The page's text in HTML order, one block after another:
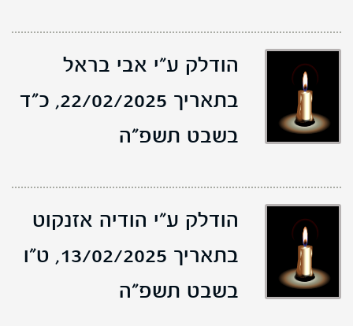
הודלק ע"י ‫אבי בראל‬‎
בתאריך 22/02/2025,
כ"ד
בשבט תשפ"ה
הודלק ע"י הודיה אזנקוט
בתאריך 13/02/2025,
ט"ו
בשבט תשפ"ה